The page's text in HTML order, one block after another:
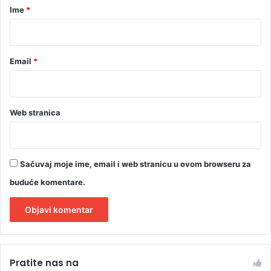
rIme *
Email *
Web stranica
Sačuvaj moje ime, email i web stranicu u ovom browseru za
buduće komentare.
tPratite nas na